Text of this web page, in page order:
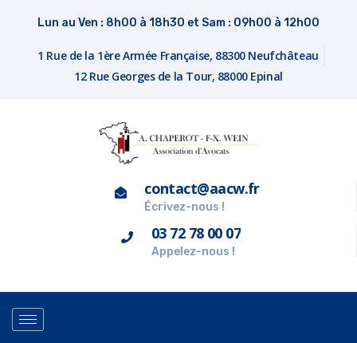
Lun au Ven : 8h00 à 18h30 et Sam : 09h00 à 12h00
1 Rue de la 1ère Armée Française, 88300 Neufchâteau
12 Rue Georges de la Tour, 88000 Epinal
contact@aacw.fr
Écrivez-nous !
03 72 78 00 07
Appelez-nous !